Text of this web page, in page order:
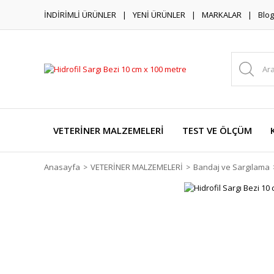
İNDİRİMLİ ÜRÜNLER YENİ ÜRÜNLER MARKALAR Blog
VETERİNER MALZEMELERİ TEST VE ÖLÇÜM
Anasayfa VETERİNER MALZEMELERİ Bandaj ve Sargılama